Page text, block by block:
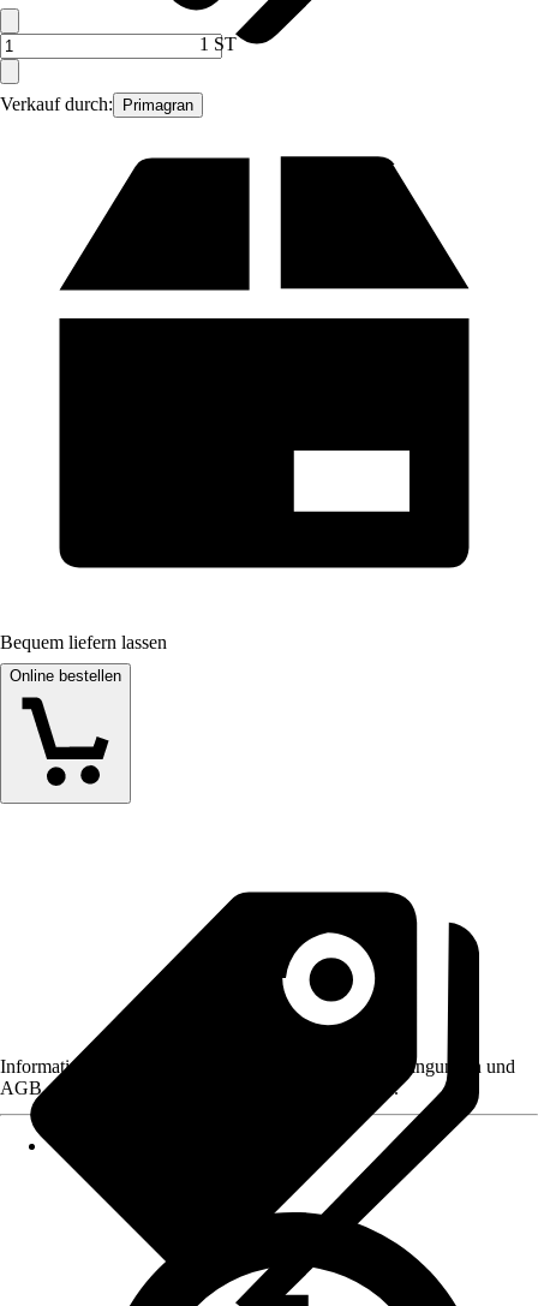
Verkauf durch: Primagran
1 ST
Bequem liefern lassen
Online bestellen
Informationen des Verkäufers, wie z. B. Rückgabebedingungen und
AGB, finden Sie bei Klick auf den Verkäufernamen.